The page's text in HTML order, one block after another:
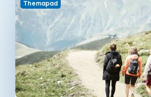
Themapad